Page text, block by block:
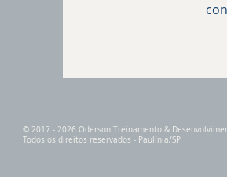
© 2017 - 2026 Oderson Treinamento &
Todos os direitos reservados - Paulínia/SP